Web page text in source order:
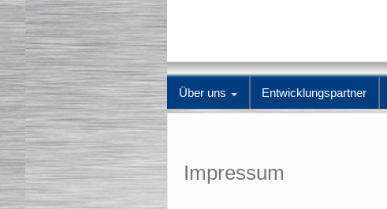
Über uns Entwicklungspartner
Impressum